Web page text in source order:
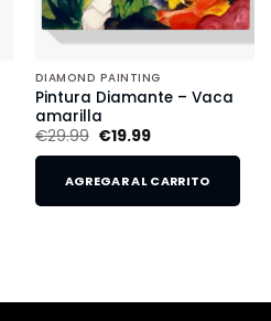
DIAMOND PAINTING
Pintura Diamante – Vaca
amarilla
€29.99 €19.99
AGREGAR AL CARRITO